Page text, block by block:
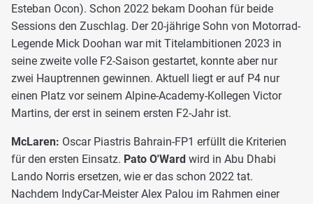
Esteban Ocon). Schon 2022 bekam Doohan für beide
Sessions den Zuschlag. Der 20-jährige Sohn von Motorrad-
Legende Mick Doohan war mit Titelambitionen 2023 in
seine zweite volle F2-Saison gestartet, konnte aber nur
zwei Hauptrennen gewinnen. Aktuell liegt er auf P4 nur
einen Platz vor seinem Alpine-Academy-Kollegen Victor
Martins, der erst in seinem ersten F2-Jahr ist.
McLaren: Oscar Piastris Bahrain-FP1 erfüllt die Kriterien
für den ersten Einsatz. Pato O'Ward wird in Abu Dhabi
Lando Norris ersetzen, wie er das schon 2022 tat.
Nachdem IndyCar-Meister Alex Palou im Rahmen einer